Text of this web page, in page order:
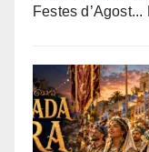
Festes d’Agost...